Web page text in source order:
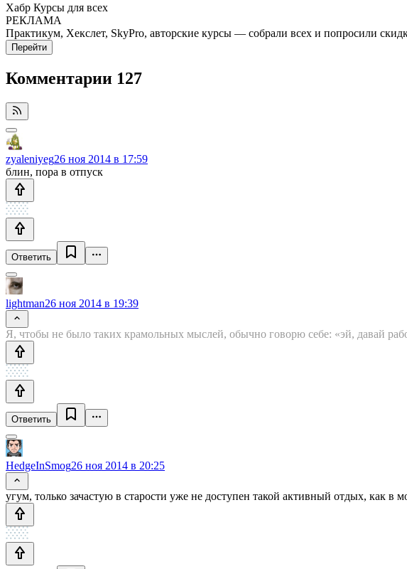
Хабр Курсы для всех
РЕКЛАМА
Практикум, Хекслет, SkyPro, авторские курсы — собрали всех и попросили
Перейти
Комментарии 127
zyaleniyeg26 ноя 2014 в 17:59
блин, пора в отпуск
Ответить
lightman26 ноя 2014 в 19:39
Я, чтобы не было таких крамольных мыслей, обычно говорю себе: «эй, давай
Ответить
HedgeInSmog26 ноя 2014 в 20:25
угум, только зачастую в старости уже не доступен такой активный отдых, как в